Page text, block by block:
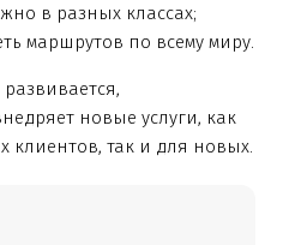
в разных классах;
маршрутов по всему миру.
новые услуги, как
клиентов, так и для новых.